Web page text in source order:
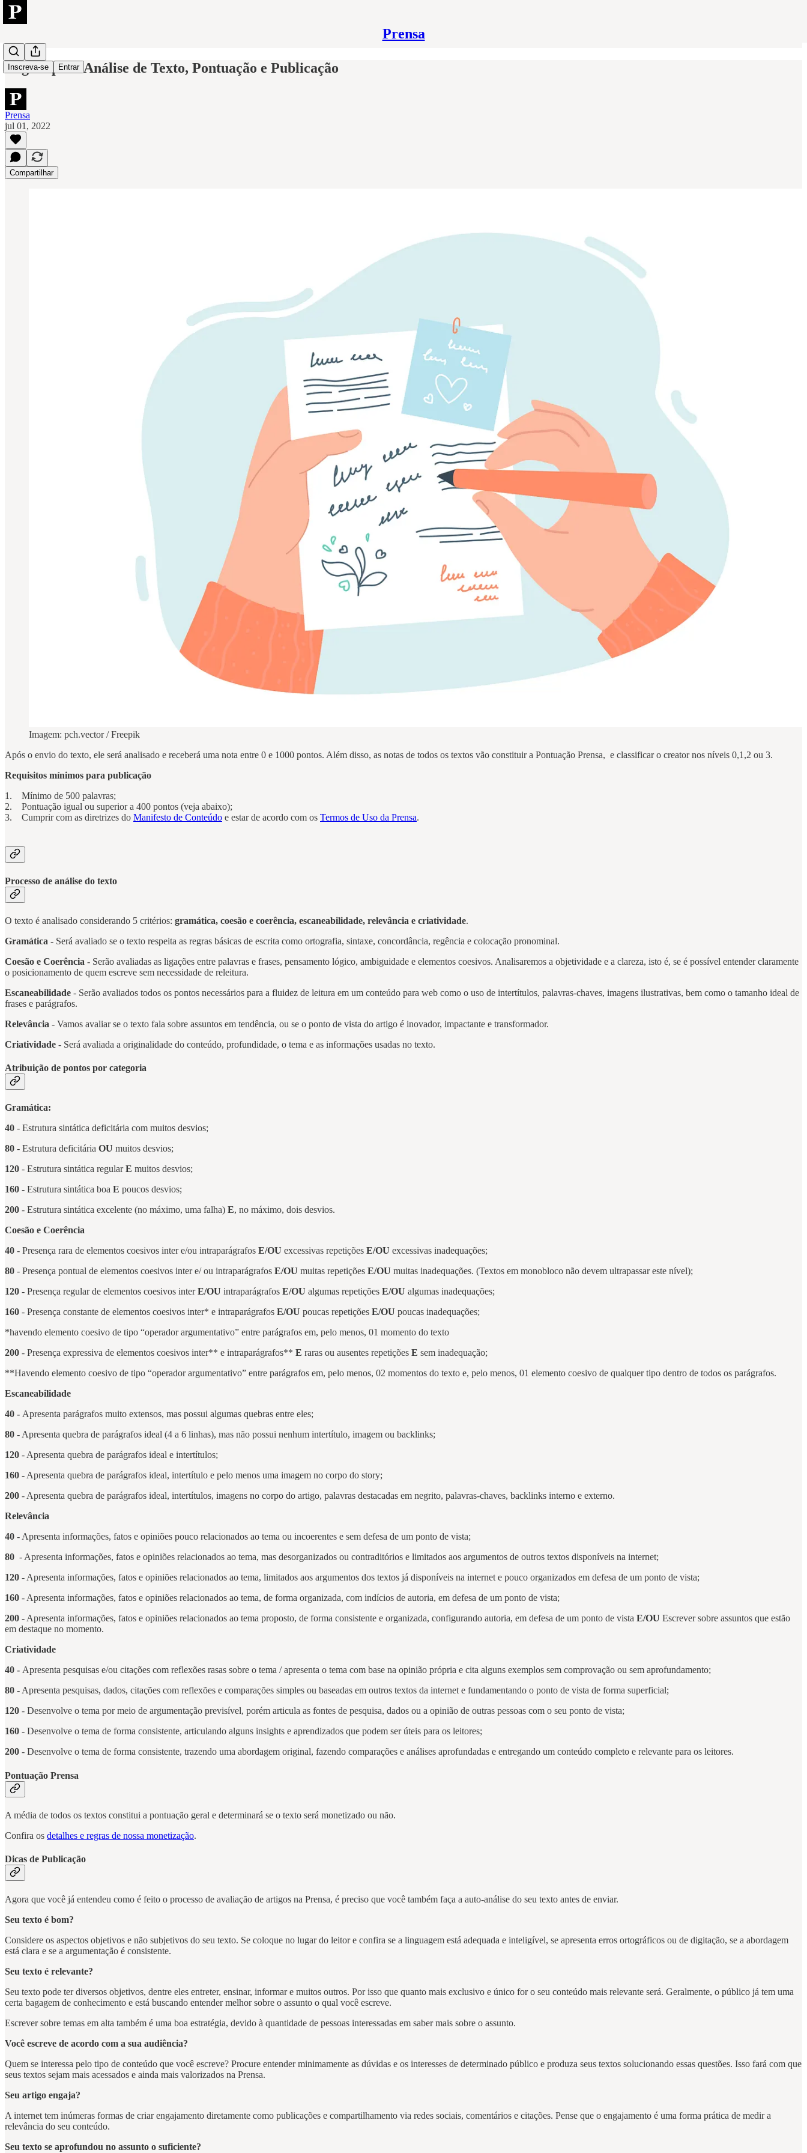
Prensa
Inscreva-se Entrar
Regras para Análise de Texto, Pontuação e Publicação
Prensa
jul 01, 2022
Compartilhar
Imagem: pch.vector / Freepik
Após o envio do texto, ele será analisado e receberá uma nota entre 0 e 1000 pontos. Além disso, as notas de todos os textos vão constituir a Pontuação Prensa, e classificar o creator nos níveis 0,1,2 ou 3.
Requisitos mínimos para publicação
1. Mínimo de 500 palavras;
2. Pontuação igual ou superior a 400 pontos (veja abaixo);
3. Cumprir com as diretrizes do Manifesto de Conteúdo e estar de acordo com os Termos de Uso da Prensa.
Processo de análise do texto
O texto é analisado considerando 5 critérios: gramática, coesão e coerência, escaneabilidade, relevância e criatividade.
Gramática - Será avaliado se o texto respeita as regras básicas de escrita como ortografia, sintaxe, concordância, regência e colocação pronominal.
Coesão e Coerência - Serão avaliadas as ligações entre palavras e frases, pensamento lógico, ambiguidade e elementos coesivos. Analisaremos a objetividade e a clareza, isto é, se é possível entender claramente
o posicionamento de quem escreve sem necessidade de releitura.
Escaneabilidade - Serão avaliados todos os pontos necessários para a fluidez de leitura em um conteúdo para web como o uso de intertítulos, palavras-chaves, imagens ilustrativas, bem como o tamanho ideal de
frases e parágrafos.
Relevância - Vamos avaliar se o texto fala sobre assuntos em tendência, ou se o ponto de vista do artigo é inovador, impactante e transformador.
Criatividade - Será avaliada a originalidade do conteúdo, profundidade, o tema e as informações usadas no texto.
Atribuição de pontos por categoria
Gramática:
40 - Estrutura sintática deficitária com muitos desvios;
80 - Estrutura deficitária OU muitos desvios;
120 - Estrutura sintática regularE muitos desvios;
160 - Estrutura sintática boa E poucos desvios;
200 - Estrutura sintática excelente (no máximo, uma falha) E, no máximo, dois desvios.
Coesão e Coerência
40 - Presença rara de elementos coesivos inter e/ou intraparágrafos E/OU excessivas repetições E/OU excessivas inadequações;
80 - Presença pontual de elementos coesivos inter e/ ou intraparágrafos E/OU muitas repetições E/OU muitas inadequações. (Textos em monobloco não devem ultrapassar este nível);
120 - Presença regular de elementos coesivos interE/OU intraparágrafos E/OU algumas repetições E/OU algumas inadequações;
160 - Presença constante de elementos coesivos inter* e intraparágrafos E/OU poucas repetições E/OU poucas inadequações;
*havendo elemento coesivo de tipo “operador argumentativo” entre parágrafos em, pelo menos, 01 momento do texto
200 - Presença expressiva de elementos coesivos inter** e intraparágrafos** E raras ou ausentes repetições E sem inadequação;
**Havendo elemento coesivo de tipo “operador argumentativo” entre parágrafos em, pelo menos, 02 momentos do texto e, pelo menos, 01 elemento coesivo de qualquer tipo dentro de todos os parágrafos.
Escaneabilidade
40 - Apresenta parágrafos muito extensos, mas possui algumas quebras entre eles;
80 - Apresenta quebra de parágrafos ideal (4 a 6 linhas), mas não possui nenhum intertítulo, imagem ou backlinks;
120 - Apresenta quebra de parágrafos ideal e intertítulos;
160 - Apresenta quebra de parágrafos ideal, intertítulo e pelo menos uma imagem no corpo do story;
200 - Apresenta quebra de parágrafos ideal, intertítulos, imagens no corpo do artigo, palavras destacadas em negrito, palavras-chaves, backlinks interno e externo.
Relevância
40 - Apresenta informações, fatos e opiniões pouco relacionados ao tema ou incoerentes e sem defesa de um ponto de vista;
80 - Apresenta informações, fatos e opiniões relacionados ao tema, mas desorganizados ou contraditórios e limitados aos argumentos de outros textos disponíveis na internet;
120 - Apresenta informações, fatos e opiniões relacionados ao tema, limitados aos argumentos dos textos já disponíveis na internet e pouco organizados em defesa de um ponto de vista;
160 - Apresenta informações, fatos e opiniões relacionados ao tema, de forma organizada, com indícios de autoria, em defesa de um ponto de vista;
200 - Apresenta informações, fatos e opiniões relacionados ao tema proposto, de forma consistente e organizada, configurando autoria, em defesa de um ponto de vista E/OU Escrever sobre assuntos que estão
em destaque no momento.
Criatividade
40 - Apresenta pesquisas e/ou citações com reflexões rasas sobre o tema / apresenta o tema com base na opinião própria e cita alguns exemplos sem comprovação ou sem aprofundamento;
80 - Apresenta pesquisas, dados, citações com reflexões e comparações simples ou baseadas em outros textos da internet e fundamentando o ponto de vista de forma superficial;
120 - Desenvolve o tema por meio de argumentação previsível, porém articula as fontes de pesquisa, dados ou a opinião de outras pessoas com o seu ponto de vista;
160 - Desenvolve o tema de forma consistente, articulando alguns insights e aprendizados que podem ser úteis para os leitores;
200 - Desenvolve o tema de forma consistente, trazendo uma abordagem original, fazendo comparações e análises aprofundadas e entregando um conteúdo completo e relevante para os leitores.
Pontuação Prensa
A média de todos os textos constitui a pontuação geral e determinará se o texto será monetizado ou não.
Confira os detalhes e regras de nossa monetização.
Dicas de Publicação
Agora que você já entendeu como é feito o processo de avaliação de artigos na Prensa, é preciso que você também faça a auto-análise do seu texto antes de enviar.
Seu texto é bom?
Considere os aspectos objetivos e não subjetivos do seu texto. Se coloque no lugar do leitor e confira se a linguagem está adequada e inteligível, se apresenta erros ortográficos ou de digitação, se a abordagem
está clara e se a argumentação é consistente.
Seu texto é relevante?
Seu texto pode ter diversos objetivos, dentre eles entreter, ensinar, informar e muitos outros. Por isso que quanto mais exclusivo e único for o seu conteúdo mais relevante será. Geralmente, o público já tem uma
certa bagagem de conhecimento e está buscando entender melhor sobre o assunto o qual você escreve.
Escrever sobre temas em alta também é uma boa estratégia, devido à quantidade de pessoas interessadas em saber mais sobre o assunto.
Você escreve de acordo com a sua audiência?
Quem se interessa pelo tipo de conteúdo que você escreve? Procure entender minimamente as dúvidas e os interesses de determinado público e produza seus textos solucionando essas questões. Isso fará com que
seus textos sejam mais acessados e ainda mais valorizados na Prensa.
Seu artigo engaja?
A internet tem inúmeras formas de criar engajamento diretamente como publicações e compartilhamento via redes sociais, comentários e citações. Pense que o engajamento é uma forma prática de medir a
relevância do seu conteúdo.
Seu texto se aprofundou no assunto o suficiente?